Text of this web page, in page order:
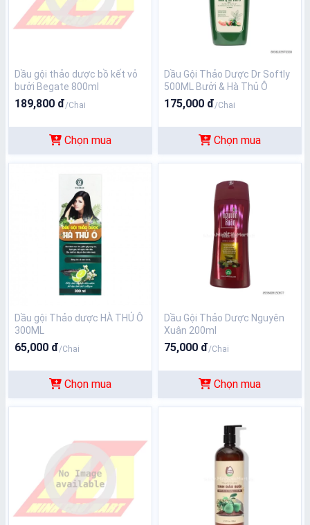
Dầu gội thảo dược bồ kết vỏ
bưởi Begate 800ml
189,800 đ/Chai
Chọn mua
Dầu Gội Thảo Dược Dr Softly
500ML Bưởi & Hà Thủ Ô
175,000 đ/Chai
Chọn mua
Dầu gội Thảo dược HÀ THỦ Ô
300ML
65,000 đ/Chai
Chọn mua
Dầu Gội Thảo Dược Nguyên
Xuân 200ml
75,000 đ/Chai
Chọn mua